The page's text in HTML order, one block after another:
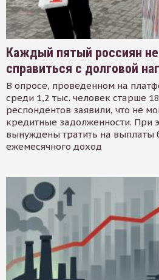
Каждый пятый россиян
справиться с долговой
В опросе, проведенном на
среди 1,2 тыс. человек старше
респондентов заявили, что не
кредитные задолженности. При
вынуждены тратить на выплаты
ежемесячного доход